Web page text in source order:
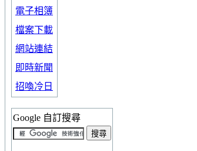
電子相簿
檔案下載
網站連結
即時新聞
招喚冷日
Google 自訂搜尋